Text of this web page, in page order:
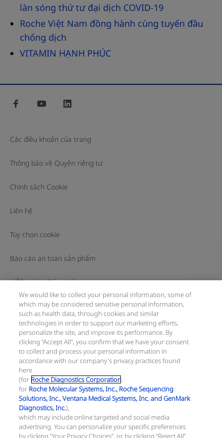
làn sóng thứ tư đại dịch COVID-19
Roche Việt Nam đồng hành cùng tuyến đầu
chống dịch
VITAMIN HẠNH PHÚC
facebook youtube
Các điều khoản của trang
Thông báo về Quyền riêng tư
Chính sách Cookie
Liên hệ
Tùy chọn cookie
Báo cáo an toàn sản phẩm
VIỆT NAM / Tiếng Việt
© 2026 F. Hoffmann-La Roche Ltd
Cập nhật gần nhất: 08.08.2026
Trang này gồm các thông tin về sản phẩm hướng tới đông
đảo bạn đọc và có thể có những thông tin sản phẩm không
có hiệu lực tại quốc gia của bạn. Xin lưu ý rằng chúng tôi
hoàn toàn không chịu trách nhiệm về bất cứ hành vi truy
cập thông tin nào vi phạm quy định, quy trình pháp lý, đăng
ký và sử dụng tại quốc gia của bạn.
Thông tin công ty:
Công ty TNHH Roche Việt Nam
Số ĐKKD: 0310805269
We would like to collect your personal information, some of
which may be considered sensitive personal information,
such as health data, through cookies and similar
technologies in order to support our marketing efforts,
personalize the site, and improve its performance. By
clicking “Accept All”, you confirm that we have your consent
to collect and process your personal information in
accordance with our company's privacy practices found
here
(for Roche Diagnostics Corporation.
for Roche Molecular Systems, Inc., Roche Sequencing
Solutions, Inc., Ventana Medical Systems, Inc. and GenMark
Diagnostics, Inc.),
which may include online targeted and social media
advertising. You can personalize your specific preferences
by clicking “Your Privacy Choices”, or, by clicking “Reject All”,